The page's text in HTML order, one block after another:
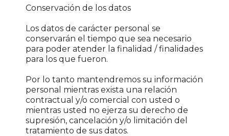
Conservación de los datos
Los datos de carácter personal se
conservarán el tiempo que sea necesario
para poder atender la finalidad / finalidades
para los que fueron.
Por lo tanto mantendremos su información
personal mientras exista una relación
contractual y/o comercial con usted o
mientras usted no ejerza su derecho de
supresión, cancelación y/o limitación del
tratamiento de sus datos.